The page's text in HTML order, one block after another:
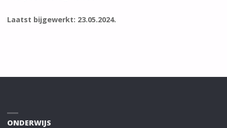
Laatst bijgewerkt: 23.05.2024.
ONDERWIJS